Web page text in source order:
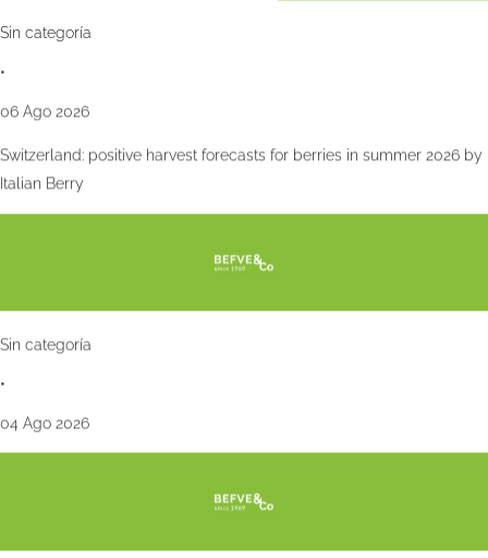
Sin categoría
•
06 Ago 2026
Switzerland: positive harvest forecasts for berries in summer 2026 by
Italian Berry
Sin categoría
•
04 Ago 2026